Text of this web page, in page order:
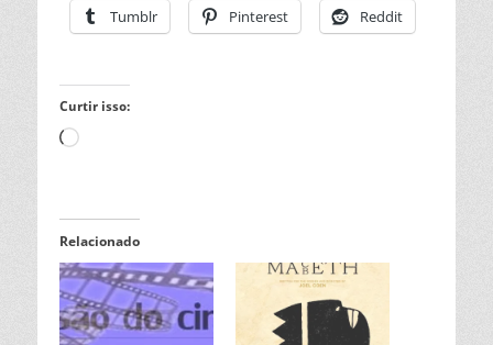
Tumblr Pinterest Reddit
Curtir isso:
Carregando...
Relacionado